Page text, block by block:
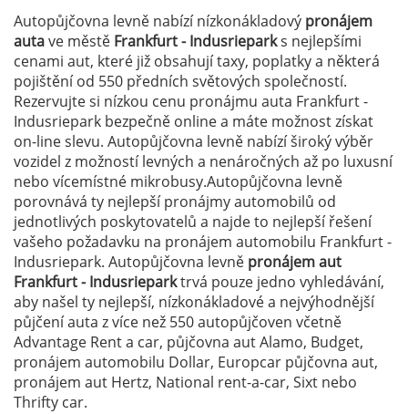
Autopůjčovna levně nabízí nízkonákladový pronájem
autave městě Frankfurt - Indusrieparks nejlepšími
cenami aut, které již obsahují taxy, poplatky a některá
pojištění od 550 předních světových společností.
Rezervujte si nízkou cenu pronájmu auta Frankfurt -
Indusriepark bezpečně online a máte možnost získat
on-line slevu. Autopůjčovna levně nabízí široký výběr
vozidel z možností levných a nenáročných až po luxusní
nebo vícemístné mikrobusy.Autopůjčovna levně
porovnává ty nejlepší pronájmy automobilů od
jednotlivých poskytovatelů a najde to nejlepší řešení
vašeho požadavku na pronájem automobilu Frankfurt -
Indusriepark. Autopůjčovna levně pronájem aut
Frankfurt - Indusrieparktrvá pouze jedno vyhledávání,
aby našel ty nejlepší, nízkonákladové a nejvýhodnější
půjčení auta z více než 550 autopůjčoven včetně
Advantage Rent a car, půjčovna aut Alamo, Budget,
pronájem automobilu Dollar, Europcar půjčovna aut,
pronájem aut Hertz, National rent-a-car, Sixt nebo
Thrifty car.